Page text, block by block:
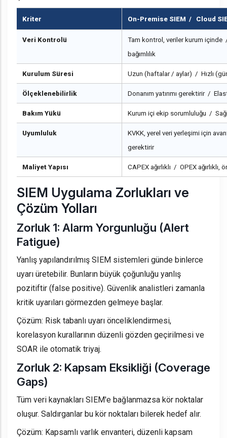
Kriter On-Premise SIEM / Cloud
Veri Kontrolü
Tam kontrol, veriler kurum içinde
bağımlılık
Kurulum Süresi Uzun (haftalar / aylar) / Hızlı
Ölçeklenebilirlik Donanım yatırımı gerektirir /
Bakım Yükü Kurum içi ekip sorumluluğu /
Uyumluluk
KVKK, yerel veri yerleşimi için
gerektirir
Maliyet Yapısı CAPEX ağırlıklı / OPEX ağırlıklı,
SIEM Uygulama Zorlukları ve
Çözüm Yolları
Zorluk 1: Alarm Yorgunluğu (Alert
Fatigue)
Yanlış yapılandırılmış SIEM sistemleri günde binlerce
uyarı üretebilir. Bunların büyük çoğunluğu yanlış
pozitiftir (false positive). Güvenlik analistleri zamanla
kritik uyarıları görmezden gelmeye başlar.
Çözüm: Risk tabanlı uyarı önceliklendirmesi,
korelasyon kurallarının düzenli gözden geçirilmesi ve
SOAR ile otomatik triyaj.
Zorluk 2: Kapsam Eksikliği (Coverage
Gaps)
Tüm veri kaynakları SIEM'e bağlanmazsa kör noktalar
oluşur. Saldırganlar bu kör noktaları bilerek hedef alır.
Çözüm: Kapsamlı varlık envanteri, düzenli kapsam